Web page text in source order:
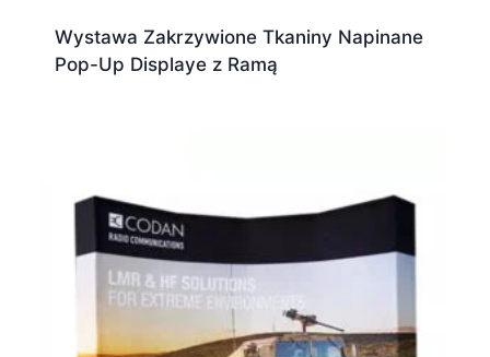
Wystawa Zakrzywione Tkaniny Napinane
Pop-Up Displaye z Ramą